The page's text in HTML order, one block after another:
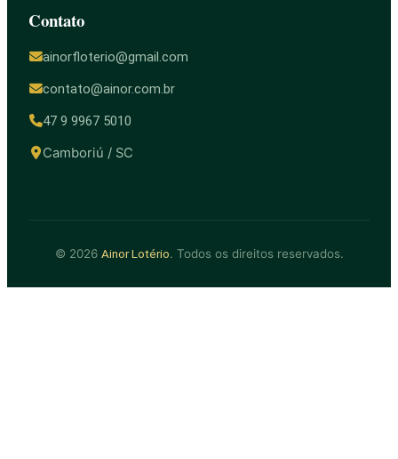
Contato
ainorfloterio@gmail.com
contato@ainor.com.br
47 9 9967 5010
Camboriú / SC
© 2026 Ainor Lotério. Todos os direitos reservados.